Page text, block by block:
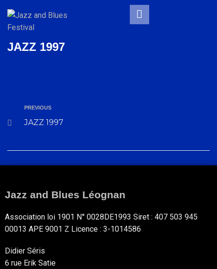
JAZZ 1997
PREVIOUS
JAZZ 1997
Jazz and Blues Léognan
Association loi 1901 N° 0028DE1993 Siret : 407 503 945
00013 APE 9001 Z Licence : 3-1014586
Didier Séris
6 rue Erik Satie